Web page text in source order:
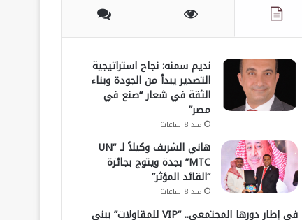
نديم سمنه: نجاح استراتيجية
التصدير يبدأ من الجودة وبناء
الثقة في شعار “صنع في
مصر”
منذ 8 ساعات
هاني الشريف وكيلاً لـ “UN
MTC” بجدة ويتوج بجائزة
“القائد المؤثر”
منذ 8 ساعات
في إطار دورها المجتمعي.. “VIP للمقاولات” ببني